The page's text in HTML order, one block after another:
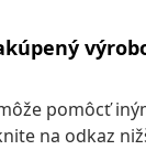
pomôcť
na odkaz